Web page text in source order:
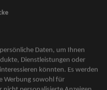
Daten, um Ihnen
Dienstleistungen oder
könnten. Es werden
Werbung sowohl für